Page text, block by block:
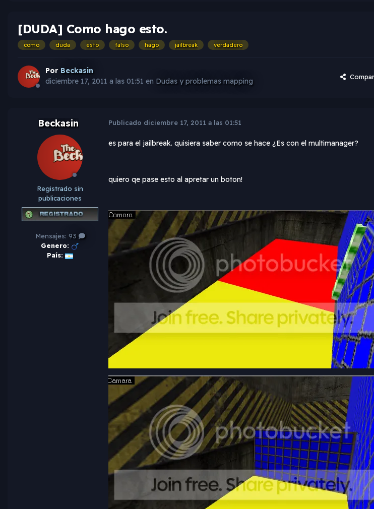
[DUDA] Como hago esto.
como duda esto falso hago jailbreak verdadero
Por Beckasin
diciembre 17, 2011 a las 01:51 en Dudas y problemas mapping
Beckasin
Registrado sin
publicaciones
Mensajes: 93
Genero:
País:
Publicado diciembre 17, 2011 a las 01:51
es para el jailbreak. quisiera saber como se hace ¿Es con el multimanager?
quiero qe pase esto al apretar un boton!